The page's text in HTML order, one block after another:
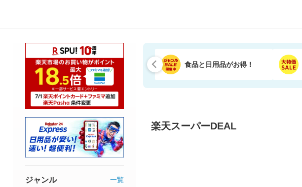
食品と日用品がお得！
楽天スーパーDEAL
ジャンル 一覧